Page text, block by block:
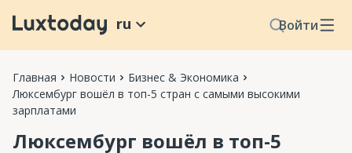
Войти
ru
Главная Новости
Бизнес & Экономика
Люксембург вошёл в топ-5 стран с самыми высокими
зарплатами
Люксембург вошёл в топ-5